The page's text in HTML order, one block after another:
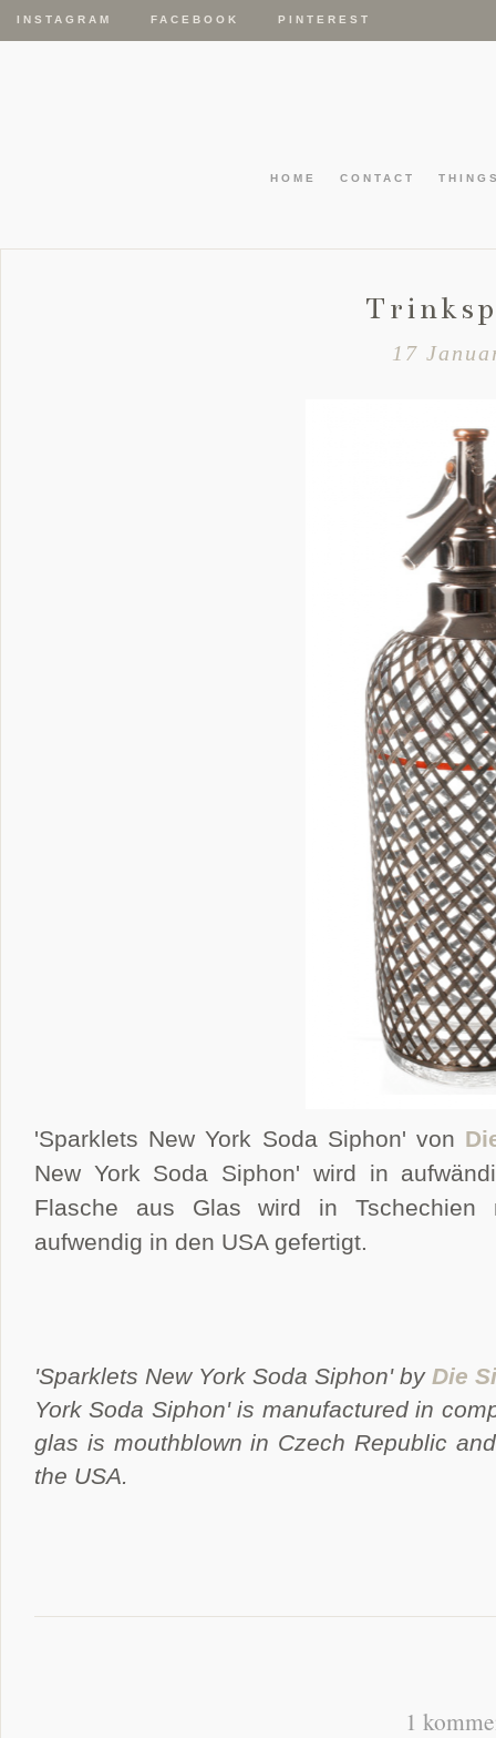
INSTAGRAM FACEBOOK PINTEREST
HOME CONTACT
17
'Sparklets New York Soda Siphon' von
New York Soda Siphon' wird in
Flasche aus Glas wird in Tschechien
aufwendig in den USA gefertigt.
'Sparklets New York Soda Siphon' by Die
York Soda Siphon' is manufactured in
glas is mouthblown in Czech Republic
the USA.
1